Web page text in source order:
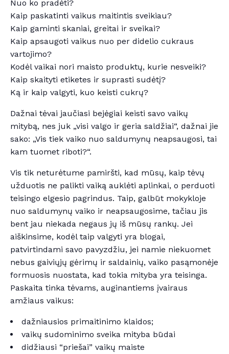
Nuo ko pradėti?
Kaip paskatinti vaikus maitintis sveikiau?
Kaip gaminti skaniai, greitai ir sveikai?
Kaip apsaugoti vaikus nuo per didelio cukraus
vartojimo?
Kodėl vaikai nori maisto produktų, kurie nesveiki?
Kaip skaityti etiketes ir suprasti sudėtį?
Ką ir kaip valgyti, kuo keisti cukrų?
Dažnai tėvai jaučiasi bejėgiai keisti savo vaikų
mitybą, nes juk „visi valgo ir geria saldžiai“, dažnai jie
sako: „Vis tiek vaiko nuo saldumynų neapsaugosi, tai
kam tuomet riboti?“.
Vis tik neturėtume pamiršti, kad mūsų, kaip tėvų
užduotis ne palikti vaiką auklėti aplinkai, o perduoti
teisingo elgesio pagrindus. Taip, galbūt mokykloje
nuo saldumynų vaiko ir neapsaugosime, tačiau jis
bent jau niekada negaus jų iš mūsų rankų. Jei
aiškinsime, kodėl taip valgyti yra blogai,
patvirtindami savo pavyzdžiu, jei namie niekuomet
nebus gaiviųjų gėrimų ir saldainių, vaiko pasąmonėje
formuosis nuostata, kad tokia mityba yra teisinga.
Paskaita tinka tėvams, auginantiems įvairaus
amžiaus vaikus:
dažniausios primaitinimo klaidos;
vaikų sudominimo sveika mityba būdai
didžiausi “priešai” vaikų maiste